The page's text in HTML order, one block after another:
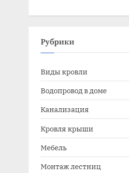
Рубрики
Виды кровли
Водопровод в доме
Канализация
Кровля крыши
Мебель
Монтаж лестниц